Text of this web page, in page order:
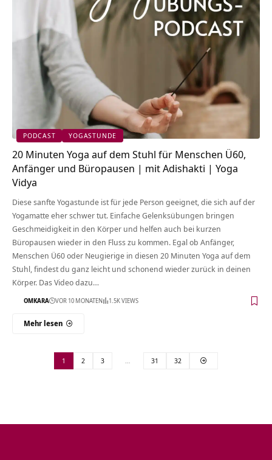
PODCAST YOGASTUNDE
20 Minuten Yoga auf dem Stuhl für Menschen Ü60,
Anfänger und Büropausen | mit Adishakti | Yoga
Vidya
Diese sanfte Yogastunde ist für jede Person geeignet, die sich auf der
Yogamatte eher schwer tut. Einfache Gelenksübungen bringen
Geschmeidigkeit in den Körper und helfen auch bei kurzen
Büropausen wieder in den Fluss zu kommen. Egal ob Anfänger,
Menschen Ü60 oder Neugierige in diesen 20 Minuten Yoga auf dem
Stuhl, findest du ganz leicht und schonend wieder zurück in deinen
Körper. Das Video dazu…
OMKARA VOR 10 MONATEN 1.5K VIEWS
Mehr lesen
1 2 3 31 32